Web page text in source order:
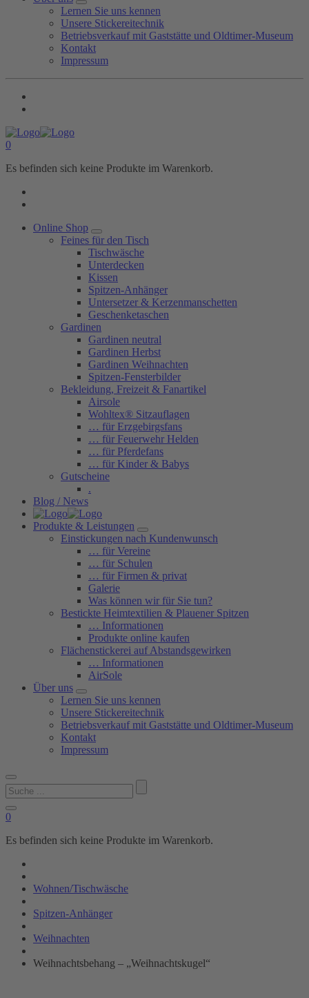
Lernen Sie uns kennen
Unsere Stickereitechnik
Betriebsverkauf mit Gaststätte und Oldtimer-Museum
Kontakt
Impressum
0
Es befinden sich keine Produkte im Warenkorb.
Online Shop
Feines für den Tisch
Tischwäsche
Unterdecken
Kissen
Spitzen-Anhänger
Untersetzer & Kerzenmanschetten
Geschenketaschen
Gardinen
Gardinen neutral
Gardinen Herbst
Gardinen Weihnachten
Spitzen-Fensterbilder
Bekleidung, Freizeit & Fanartikel
Airsole
Wohltex® Sitzauflagen
… für Erzgebirgsfans
… für Feuerwehr Helden
… für Pferdefans
… für Kinder & Babys
Gutscheine
.
Blog / News
Produkte & Leistungen
Einstickungen nach Kundenwunsch
… für Vereine
… für Schulen
… für Firmen & privat
Galerie
Was können wir für Sie tun?
Bestickte Heimtextilien & Plauener Spitzen
… Informationen
Produkte online kaufen
Flächenstickerei auf Abstandsgewirken
… Informationen
AirSole
Über uns
Lernen Sie uns kennen
Unsere Stickereitechnik
Betriebsverkauf mit Gaststätte und Oldtimer-Museum
Kontakt
Impressum
Suchen
nach:
0
Es befinden sich keine Produkte im Warenkorb.
Wohnen/Tischwäsche
Spitzen-Anhänger
Weihnachten
Weihnachtsbehang – „Weihnachtskugel“